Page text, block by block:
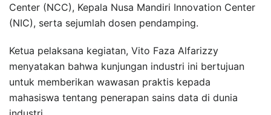
Center (NCC), Kepala Nusa Mandiri Innovation Center
(NIC), serta sejumlah dosen pendamping.
Ketua pelaksana kegiatan, Vito Faza Alfarizzy
menyatakan bahwa kunjungan industri ini bertujuan
untuk memberikan wawasan praktis kepada
mahasiswa tentang penerapan sains data di dunia